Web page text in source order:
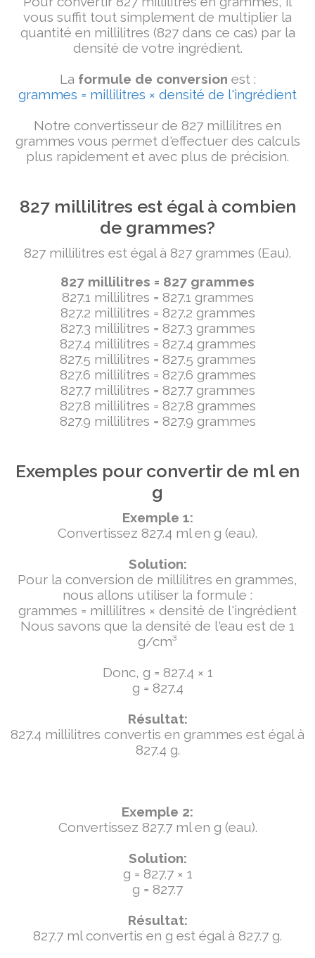
vous suffit tout simplement de multiplier la
quantité en millilitres (827 dans ce cas) par la
densité de votre ingrédient.
La formule de conversion est :
grammes = millilitres × densité de l'ingrédient
Notre convertisseur de 827 millilitres en
grammes vous permet d'effectuer des calculs
plus rapidement et avec plus de précision.
827 millilitres est égal à combien
de grammes?
827 millilitres est égal à 827 grammes (Eau).
827 millilitres = 827 grammes
827.1 millilitres = 827.1 grammes
827.2 millilitres = 827.2 grammes
827.3 millilitres = 827.3 grammes
827.4 millilitres = 827.4 grammes
827.5 millilitres = 827.5 grammes
827.6 millilitres = 827.6 grammes
827.7 millilitres = 827.7 grammes
827.8 millilitres = 827.8 grammes
827.9 millilitres = 827.9 grammes
Exemples pour convertir de ml en
g
Exemple 1:
Convertissez 827.4 ml en g (eau).
Solution:
Pour la conversion de millilitres en grammes,
nous allons utiliser la formule :
grammes = millilitres × densité de l'ingrédient
Nous savons que la densité de l'eau est de 1
g/cm³
Donc, g = 827.4 × 1
g = 827.4
Résultat:
827.4 millilitres convertis en grammes est égal à
827.4 g.
Exemple 2:
Convertissez 827.7 ml en g (eau).
Solution:
g = 827.7 × 1
g = 827.7
Résultat:
827.7 ml convertis en g est égal à 827.7 g.